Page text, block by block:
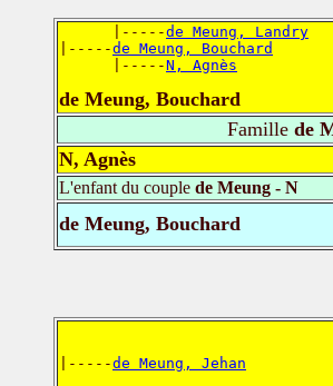
      |-----
de Meung, Landry
|-----de Meung, Bouchard
      |-----
N, Agnès
de Meung, Bouchard
Famillede
N, Agnès
L'enfant du couple de Meung - N
de Meung, Bouchard
|-----de Meung, Jehan